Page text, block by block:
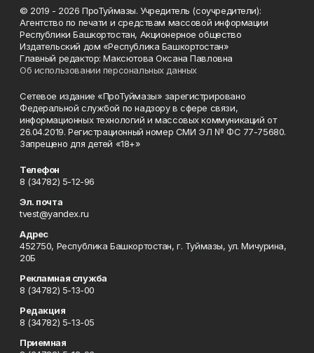
© 2019 - 2026 ПроТуймазы. Учредитель (соучредители):
Агентство по печати и средствам массовой информации
Республики Башкортостан, Акционерное общество
Издательский дом «Республика Башкортостан»
Главный редактор: Максютова Оксана Павловна
Об использовании персональных данных
Сетевое издание «ПроТуймазы» зарегистрировано
Федеральной службой по надзору в сфере связи,
информационных технологий и массовых коммуникаций от
26.04.2019. Регистрационный номер СМИ ЭЛ № ФС 77-75680.
Запрещено для детей «18+»
Телефон
8 (34782) 5-12-96
Эл. почта
tvest@yandex.ru
Адрес
452750, Республика Башкортостан, г. Туймазы, ул. Мичурина,
20Б
Рекламная служба
8 (34782) 5-13-00
Редакция
8 (34782) 5-13-05
Приемная